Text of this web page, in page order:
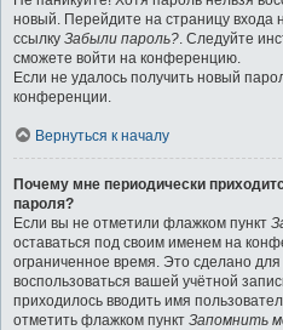
новый. Перейдите на страницу
ссылку Забыли пароль?. Следуйте
сможете войти на конференцию.
Если не удалось получить новый
конференции.
Вернуться к началу
Почему мне периодически
пароля?
Если вы не отметили флажком пункт
оставаться под своим именем на
ограниченное время. Это сделано для
воспользоваться вашей учётной
приходилось вводить имя
отметить флажком пункт Запомнить